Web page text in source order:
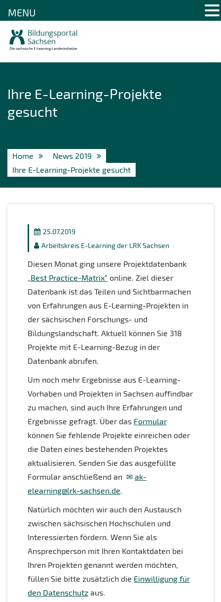
Ihre E-Learning-Projekte
gesucht
Home
News 2019
Ihre E-Learning-Projekte gesucht
25.07.2019
Arbeitskreis E-Learning der LRK Sachsen
Diesen Monat ging unsere Projektdatenbank
„Best Practice-Matrix“ online. Ziel dieser
Datenbank ist das Teilen und Sichtbarmachen
von Erfahrungen aus E-Learning-Projekten in
der sächsischen Forschungs- und
Bildungslandschaft. Aktuell können Sie 318
Projekte mit E-Learning-Bezug in der
Datenbank abrufen.
Um noch mehr Ergebnisse aus E-Learning-
Vorhaben und Projekten in Sachsen auffindbar
zu machen, sind auch Ihre Erfahrungen und
Ergebnisse gefragt. Über das Formular
können Sie fehlende Projekte einreichen oder
die Daten eines bestehenden Projektes
aktualisieren. Senden Sie das ausgefüllte
Formular anschließend an
ak-
elearning@lrk-sachsen.de.
Natürlich möchten wir auch den Austausch
zwischen sächsischen Hochschulen und
Interessierten fördern. Wenn Sie als
Ansprechperson mit Ihren Kontaktdaten bei
Ihren Projekten genannt werden möchten,
füllen Sie bitte zusätzlich die Einwilligung für
den Datenschutz aus.
MENU